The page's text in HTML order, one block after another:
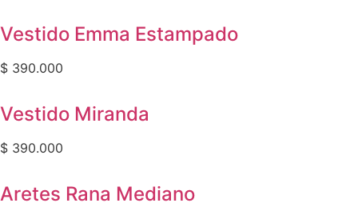
Vestido Emma Estampado
$ 390.000
Vestido Miranda
$ 390.000
Aretes Rana Mediano